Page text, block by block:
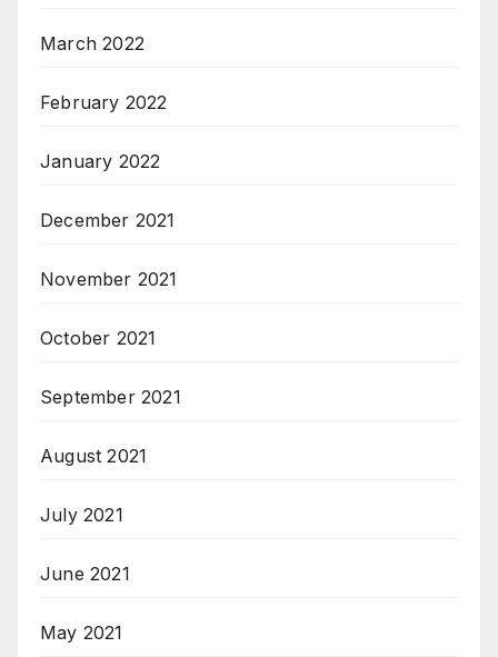
March 2022
February 2022
January 2022
December 2021
November 2021
October 2021
September 2021
August 2021
July 2021
June 2021
May 2021